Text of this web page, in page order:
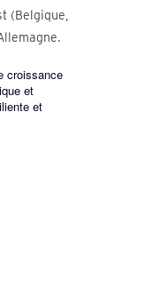
(Belgique,
croissance
et
et